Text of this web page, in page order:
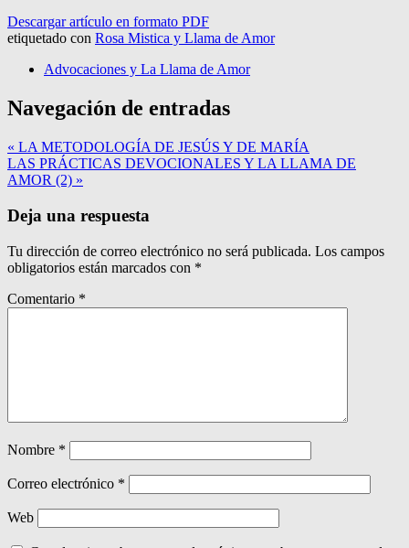
Descargar artículo en formato PDF
etiquetado con Rosa Mistica y Llama de Amor
Advocaciones y La Llama de Amor
Navegación de entradas
« LA METODOLOGÍA DE JESÚS Y DE MARÍA
LAS PRÁCTICAS DEVOCIONALES Y LA LLAMA DE
AMOR (2) »
Deja una respuesta
Tu dirección de correo electrónico no será publicada. Los campos
obligatorios están marcados con *
Comentario *
Nombre *
Correo electrónico *
Web